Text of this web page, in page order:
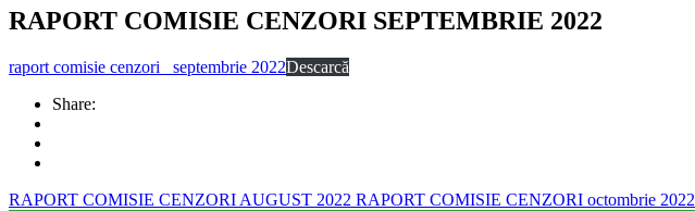
RAPORT COMISIE CENZORI SEPTEMBRIE 2022
raport comisie cenzori_ septembrie 2022Descarcă
Share:
RAPORT COMISIE CENZORI AUGUST 2022 RAPORT COMISIE CENZORI octombrie 2022